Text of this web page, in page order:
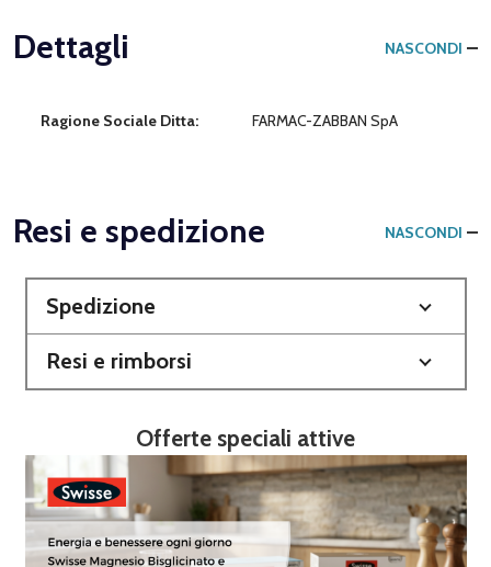
Dettagli NASCONDI
Ragione Sociale Ditta: FARMAC-ZABBAN SpA
Resi e spedizione NASCONDI
Spedizione
Resi e rimborsi
Offerte speciali attive